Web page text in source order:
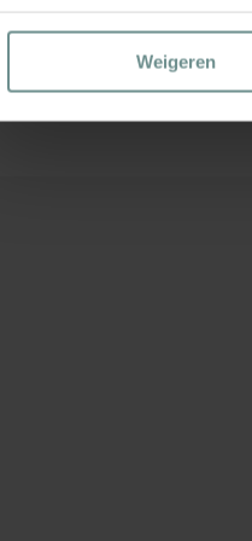
Weigeren